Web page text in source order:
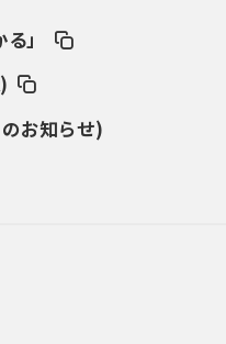
」
お知らせ)